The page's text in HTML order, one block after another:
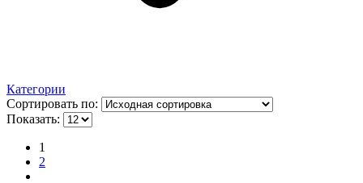
Категории
Сортировать по:
Показать:
1
2